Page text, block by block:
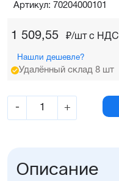
1 509,55 ₽/шт c НДС
Нашли дешевле?
Удалённый склад 8 шт
- +
Артикул: 70204000101
Описание